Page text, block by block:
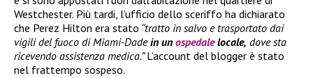
Westchester. Più tardi, l’ufficio dello sceriffo ha dichiarato
che Perez Hilton era stato “tratto in salvo e trasportato dai
vigili del fuoco di Miami-Dadein un ospedalelocale, dove sta
ricevendo assistenza medica.”L’account del blogger è stato
nel frattempo sospeso.